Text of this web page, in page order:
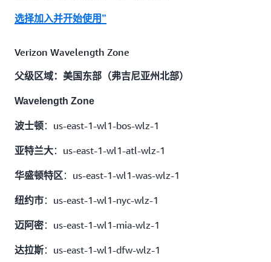
选择加入并开始使用”
Verizon Wavelength Zone
父级区域：美国东部（弗吉尼亚州北部）
Wavelength Zone
波士顿：us-east-1-wl1-bos-wlz-1
亚特兰大：us-east-1-wl1-atl-wlz-1
华盛顿特区 ：us-east-1-wl1-was-wlz-1
纽约市：us-east-1-wl1-nyc-wlz-1
迈阿密：us-east-1-wl1-mia-wlz-1
达拉斯：us-east-1-wl1-dfw-wlz-1